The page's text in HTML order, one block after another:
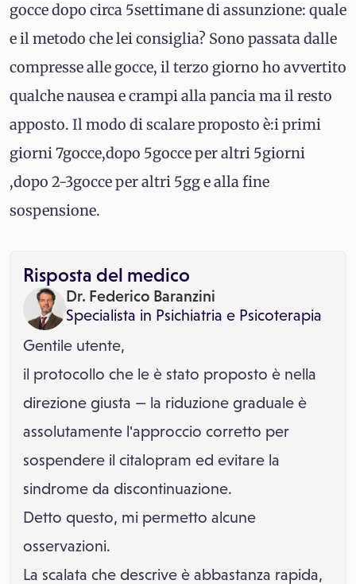
gocce dopo circa 5settimane di assunzione: quale
e il metodo che lei consiglia? Sono passata dalle
compresse alle gocce, il terzo giorno ho avvertito
qualche nausea e crampi alla pancia ma il resto
apposto. Il modo di scalare proposto è:i primi
giorni 7gocce,dopo 5gocce per altri 5giorni
,dopo 2-3gocce per altri 5gg e alla fine
sospensione.
Risposta del medico
Dr. Federico Baranzini
Specialista in Psichiatria e Psicoterapia
Gentile utente,
il protocollo che le è stato proposto è nella
direzione giusta — la riduzione graduale è
assolutamente l'approccio corretto per
sospendere il citalopram ed evitare la
sindrome da discontinuazione.
Detto questo, mi permetto alcune
osservazioni.
La scalata che descrive è abbastanza rapida,